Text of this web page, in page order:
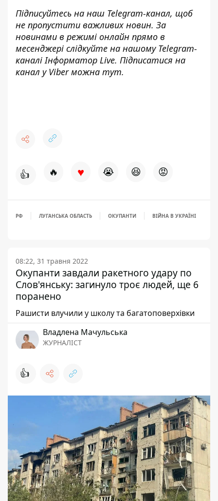
Підписуйтесь на наш Telegram-канал, щоб
не пропустити важливих новин. За
новинами в режимі онлайн прямо в
месенджері слідкуйте на нашому Telegram-
каналі Інформатор Live. Підписатися на
канал у Viber можна тут.
👍 🔥 ♥ 😭 😆 😡
РФ ЛУГАНСЬКА ОБЛАСТЬ ОКУПАНТИ ВІЙНА В УКРАЇНІ
08:22, 31 травня 2022
Окупанти завдали ракетного удару по
Слов'янську: загинуло троє людей, ще 6
поранено
Рашисти влучили у школу та багатоповерхівки
Владлена Мачульська
ЖУРНАЛІСТ
👍